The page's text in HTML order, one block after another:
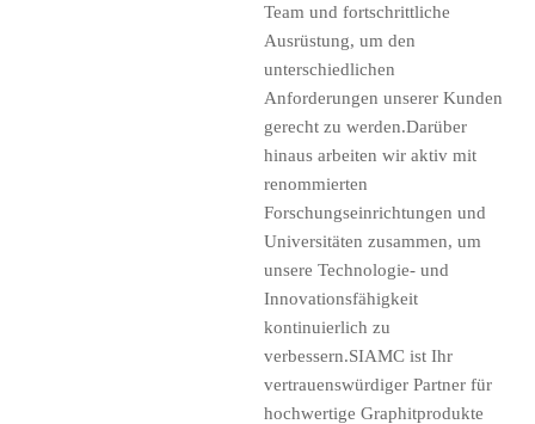
Team und fortschrittliche
Ausrüstung, um den
unterschiedlichen
Anforderungen unserer Kunden
gerecht zu werden.Darüber
hinaus arbeiten wir aktiv mit
renommierten
Forschungseinrichtungen und
Universitäten zusammen, um
unsere Technologie- und
Innovationsfähigkeit
kontinuierlich zu
verbessern.SIAMC ist Ihr
vertrauenswürdiger Partner für
hochwertige Graphitprodukte